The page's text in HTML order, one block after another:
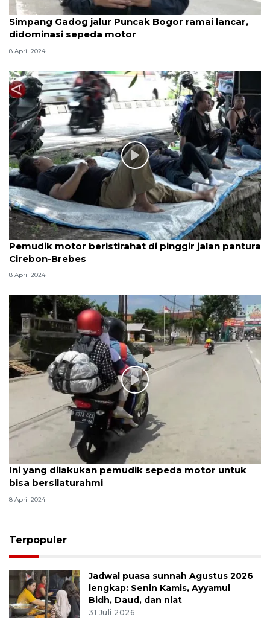
Simpang Gadog jalur Puncak Bogor ramai lancar,
didominasi sepeda motor
8 April 2024
Pemudik motor beristirahat di pinggir jalan pantura
Cirebon-Brebes
8 April 2024
Ini yang dilakukan pemudik sepeda motor untuk
bisa bersilaturahmi
8 April 2024
Terpopuler
Jadwal puasa sunnah Agustus 2026
lengkap: Senin Kamis, Ayyamul
Bidh, Daud, dan niat
31 Juli 2026